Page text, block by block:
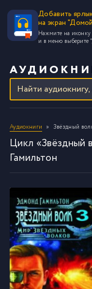
Добавить
на экран
Нажмите на иконку
и в меню выберите
Аудиокниги Звёздный
Цикл «Звёздный
Гамильтон